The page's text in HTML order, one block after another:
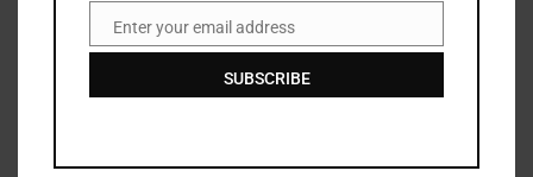
EmailEnter your email address
SUBSCRIBE